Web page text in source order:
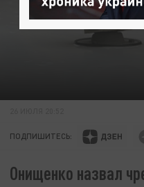
ПОДПИШИТЕСЬ:
Онищенко назвал